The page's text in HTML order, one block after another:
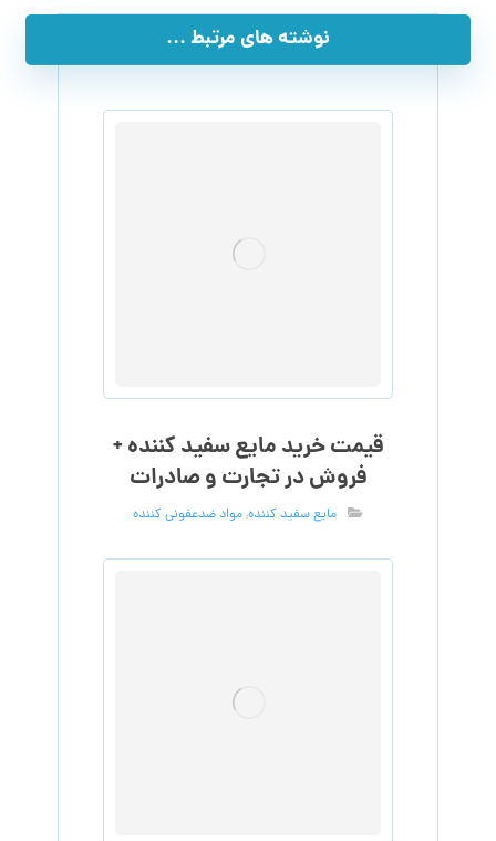
نوشته های مرتبط ...
قیمت خرید مایع سفید کننده +
فروش در تجارت و صادرات
مایع سفید کننده,مواد ضدعفونی کننده